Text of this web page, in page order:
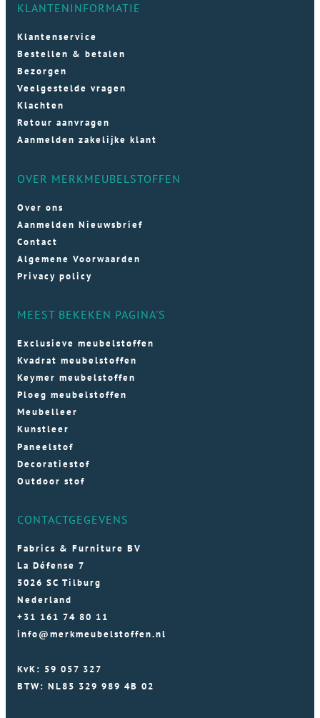
KLANTENINFORMATIE
Klantenservice
Bestellen & betalen
Bezorgen
Veelgestelde vragen
Klachten
Retour aanvragen
Aanmelden zakelijke klant
OVER MERKMEUBELSTOFFEN
Over ons
Aanmelden Nieuwsbrief
Contact
Algemene Voorwaarden
Privacy policy
MEEST BEKEKEN PAGINA'S
Exclusieve meubelstoffen
Kvadrat meubelstoffen
Keymer meubelstoffen
Ploeg meubelstoffen
Meubelleer
Kunstleer
Paneelstof
Decoratiestof
Outdoor stof
CONTACTGEGEVENS
Fabrics & Furniture BV
La Défense 7
5026 SC Tilburg
Nederland
+31 161 74 80 11
info@merkmeubelstoffen.nl
KvK: 59 057 327
BTW: NL85 329 989 4B 02